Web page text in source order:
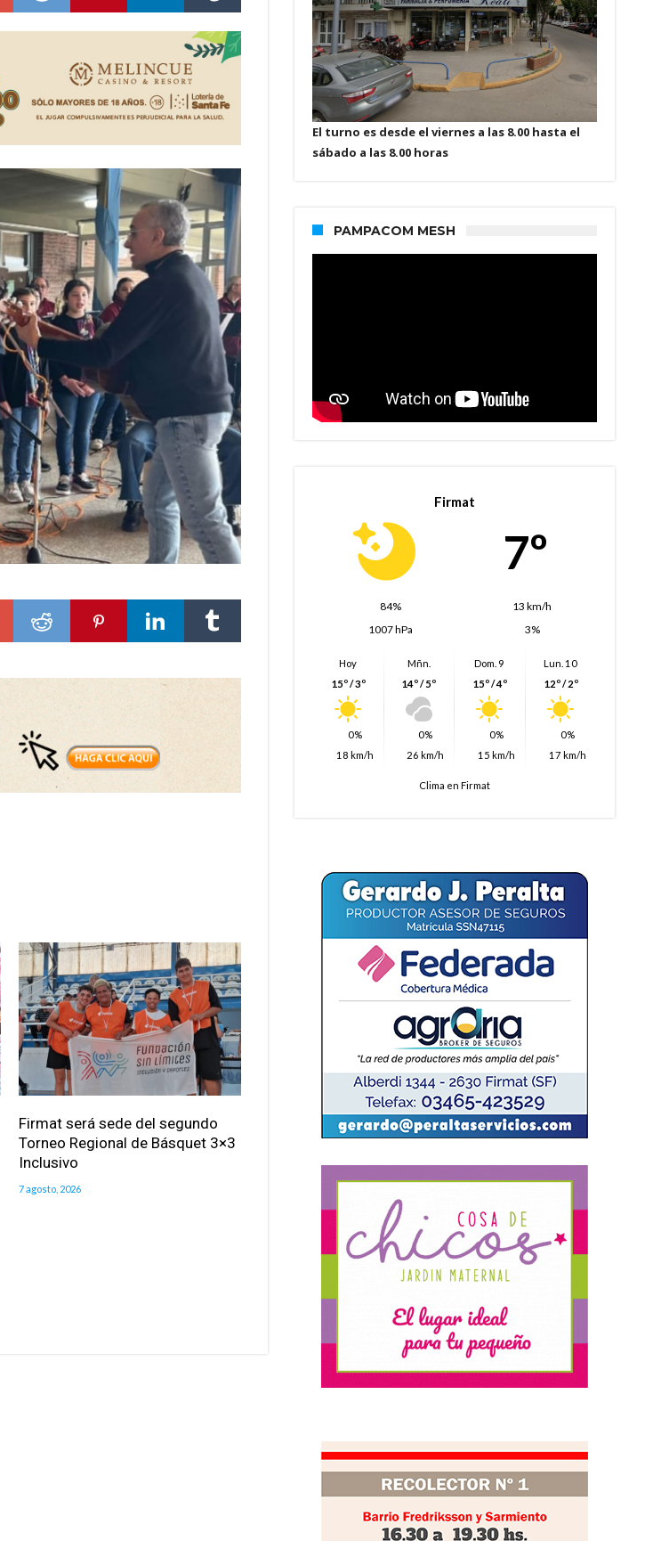
Firmat será sede del segundo
Torneo Regional de Básquet 3×3
Inclusivo
7 agosto, 2026
El turno es desde el viernes a las 8.00 hasta el
sábado a las 8.00 horas
PAMPACOM MESH
Firmat
7º
84%
13 km/h
1007 hPa
3%
Hoy
15º / 3º
0%
18 km/h
Mñn.
14º / 5º
0%
26 km/h
Dom. 9
15º / 4º
0%
15 km/h
Lun. 10
12º / 2º
0%
17 km/h
Clima en Firmat